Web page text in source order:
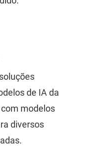
de IA da
modelos
diversos